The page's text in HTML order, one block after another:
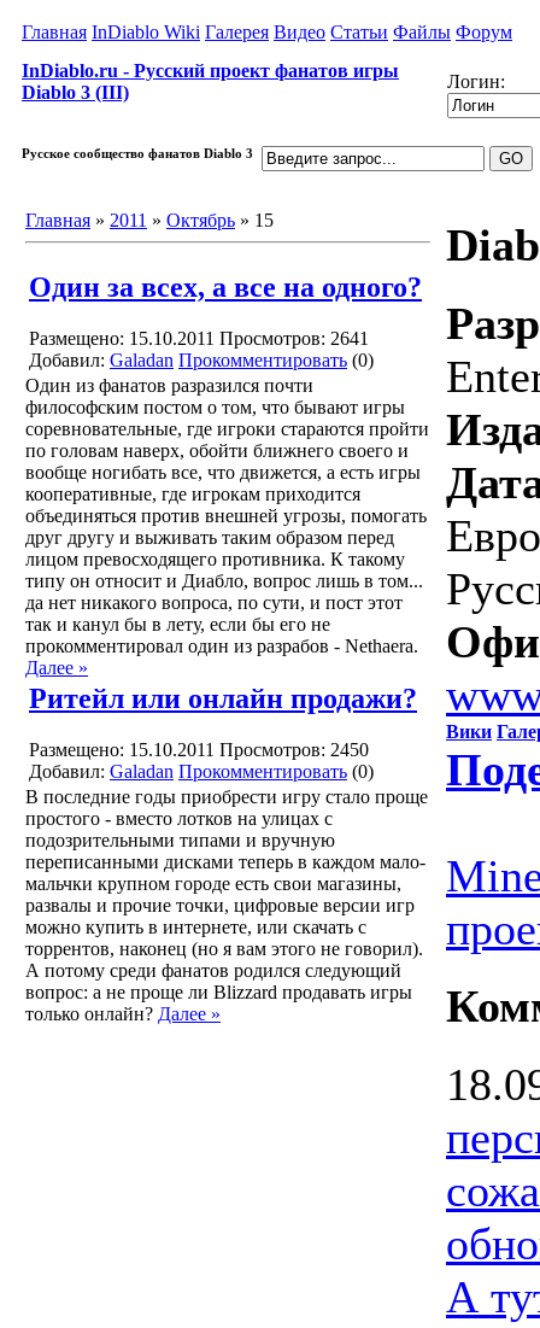
Главная InDiablo Wiki Галерея Видео Статьи Файлы Форум
InDiablo.ru - Русский проект фанатов игры
Diablo 3 (III)
Логин:
Русское сообщество фанатов Diablo 3
Главная » 2011 » Октябрь » 15
Один за всех, а все на одного?
Размещено: 15.10.2011 Просмотров: 2641
Добавил: Galadan Прокомментировать (0)
Один из фанатов разразился почти
философским постом о том, что бывают игры
соревновательные, где игроки стараются пройти
по головам наверх, обойти ближнего своего и
вообще ногибать все, что движется, а есть игры
кооперативные, где игрокам приходится
объединяться против внешней угрозы, помогать
друг другу и выживать таким образом перед
лицом превосходящего противника. К такому
типу он относит и Диабло, вопрос лишь в том...
да нет никакого вопроса, по сути, и пост этот
так и канул бы в лету, если бы его не
прокомментировал один из разрабов - Nethaera.
Далее »
Ритейл или онлайн продажи?
Размещено: 15.10.2011 Просмотров: 2450
Добавил: Galadan Прокомментировать (0)
В последние годы приобрести игру стало проще
простого - вместо лотков на улицах с
подозрительными типами и вручную
переписанными дисками теперь в каждом мало-
мальчки крупном городе есть свои магазины,
развалы и прочие точки, цифровые версии игр
можно купить в интернете, или скачать с
торрентов, наконец (но я вам этого не говорил).
А потому среди фанатов родился следующий
вопрос: а не проще ли Blizzard продавать игры
только онлайн? Далее »
Вики
А